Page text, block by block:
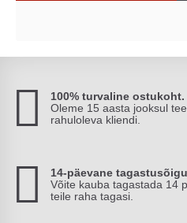
100% turvaline ostukoht.
Oleme 15 aasta jooksul
rahuloleva kliendi.
14-päevane
Võite kauba tagastada 14
teile raha tagasi.